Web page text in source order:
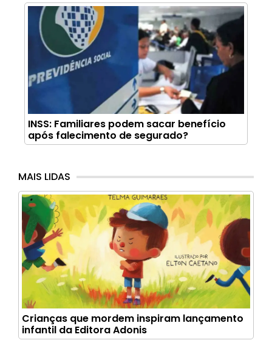
INSS: Familiares podem sacar benefício
após falecimento de segurado?
MAIS LIDAS
Crianças que mordem inspiram lançamento
infantil da Editora Adonis